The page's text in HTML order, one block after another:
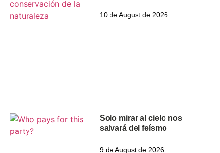
10 de August de 2026
Solo mirar al cielo nos
salvará del feísmo
9 de August de 2026